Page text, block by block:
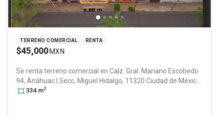
TERRENO COMERCIAL RENTA
$45,000 MXN
Se renta terreno comercial en Calz. Gral. Mariano Escobedo
94, Anáhuac I Secc, Miguel Hidalgo, 11320 Ciudad de México,
CDMX #94, Col. Anahuac II Sección,
334 m2